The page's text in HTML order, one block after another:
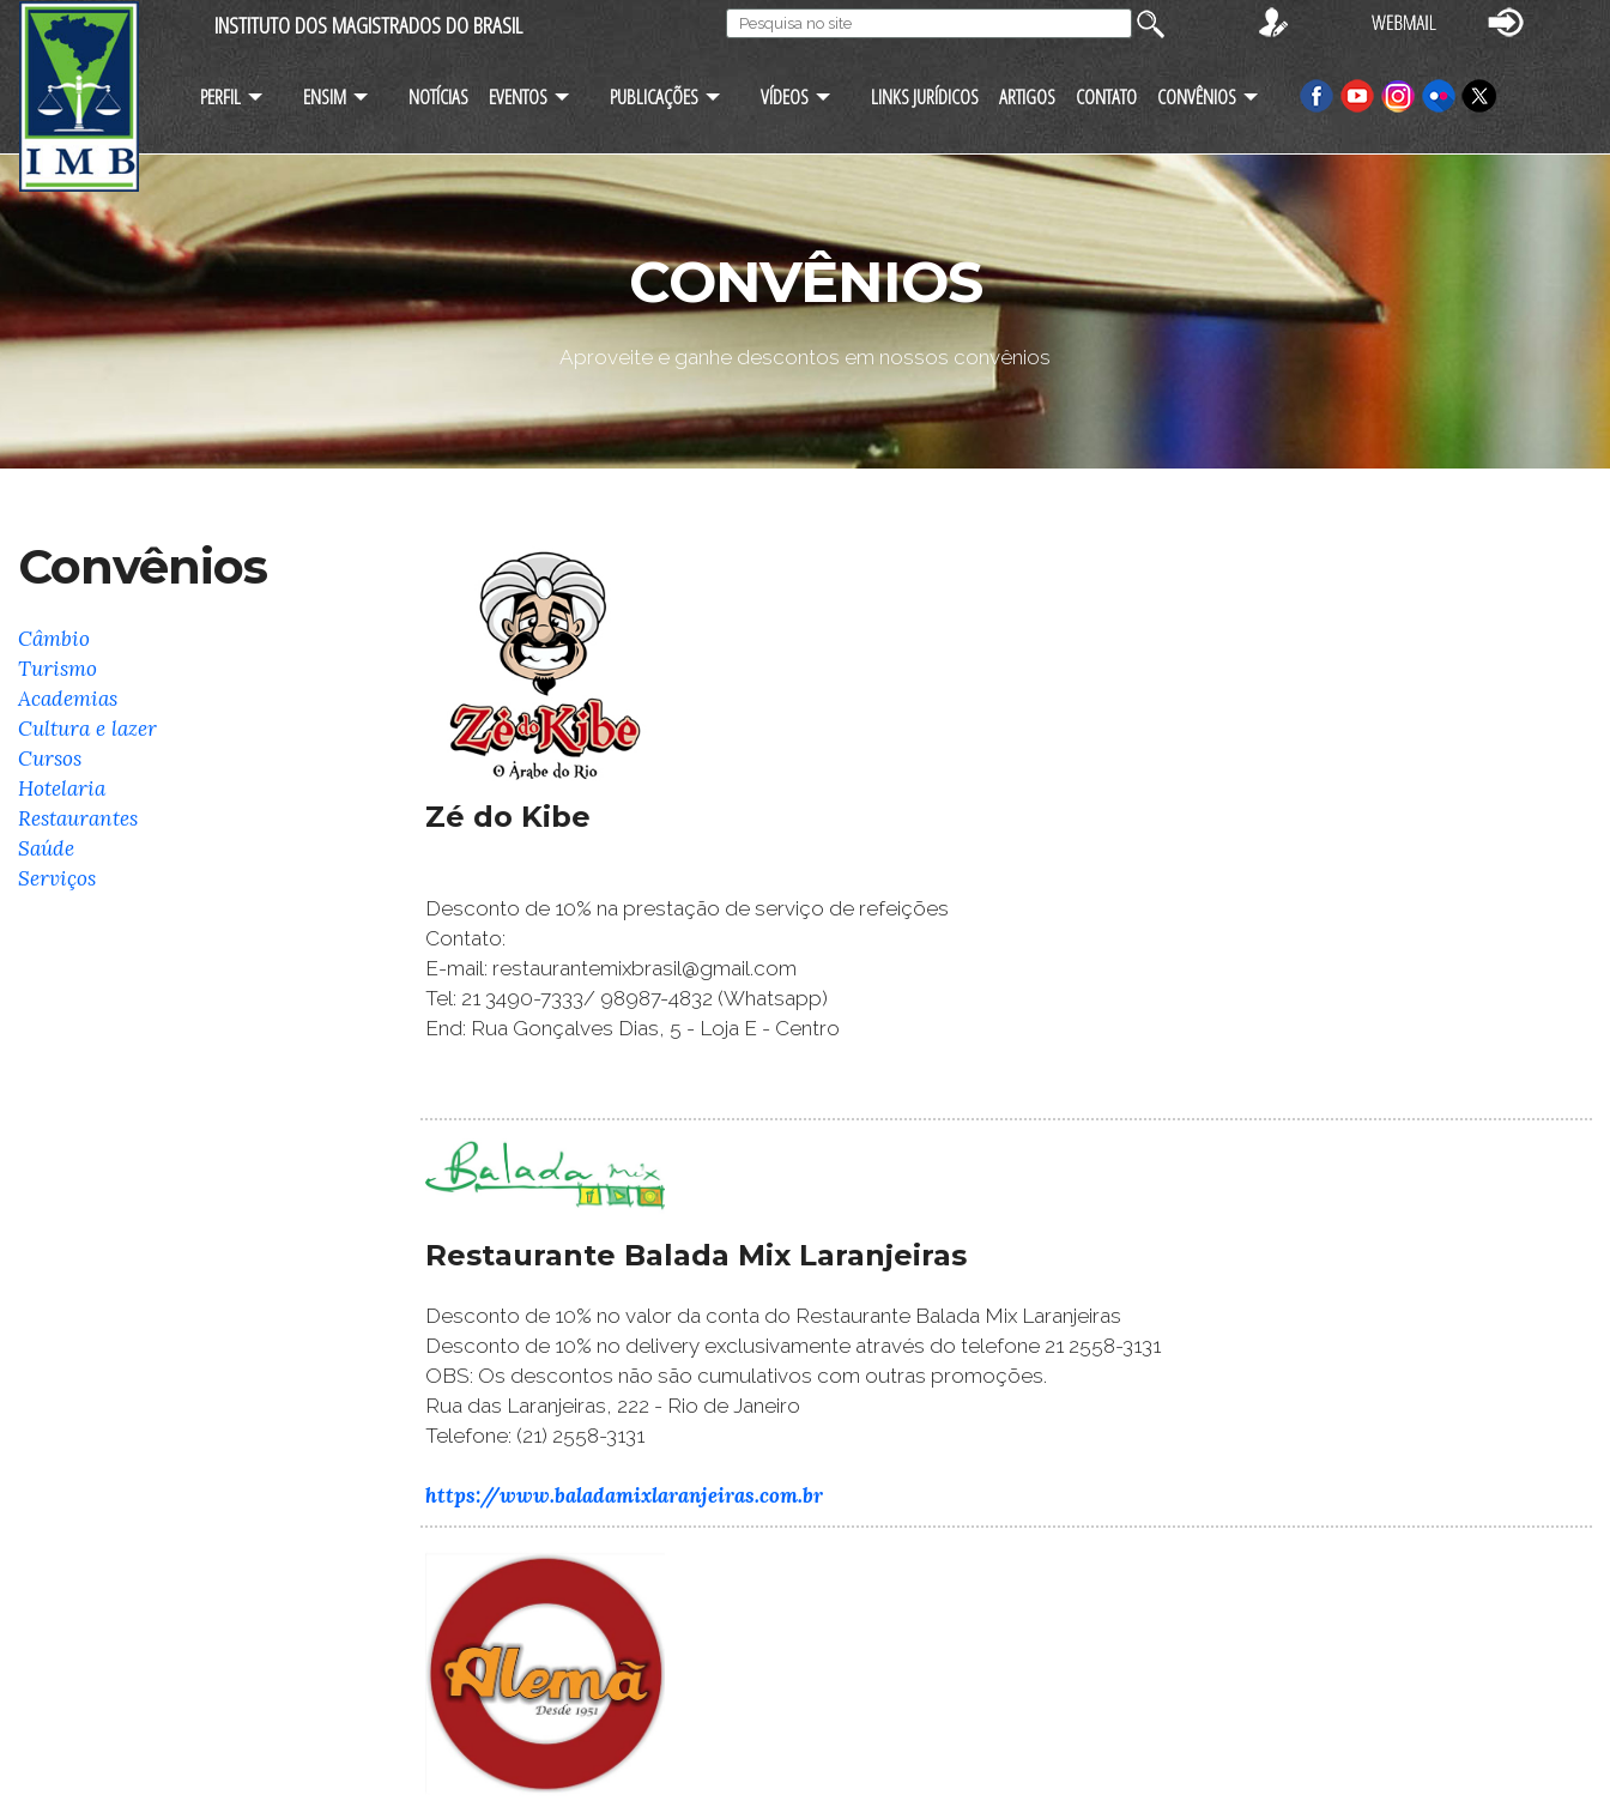
INSTITUTO DOS MAGISTRADOS DO BRASIL
PERFIL ENSIM NOTÍCIAS EVENTOS PUBLICAÇÕES VÍDEOS LINKS JURÍDICOS ARTIGOS CONTATO CONVÊNIOS
CONVÊNIOS
Aproveite e ganhe descontos em nossos convênios
Convênios
Câmbio
Turismo
Academias
Cultura e lazer
Cursos
Hotelaria
Restaurantes
Saúde
Serviços
Zé do Kibe
Desconto de 10% na prestação de serviço de refeições
Contato:
E-mail: restaurantemixbrasil@gmail.com
Tel: 21 3490-7333/ 98987-4832 (Whatsapp)
End: Rua Gonçalves Dias, 5 - Loja E - Centro
Restaurante Balada Mix Laranjeiras
Desconto de 10% no valor da conta do Restaurante Balada Mix Laranjeiras
Desconto de 10% no delivery exclusivamente através do telefone 21 2558-3131
OBS: Os descontos não são cumulativos com outras promoções.
Rua das Laranjeiras, 222 - Rio de Janeiro
Telefone: (21) 2558-3131
https://www.baladamixlaranjeiras.com.br